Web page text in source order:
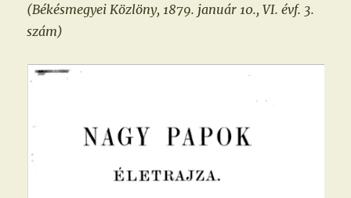
(Békésmegyei Közlöny, 1879. január 10., VI. évf. 3.
szám)